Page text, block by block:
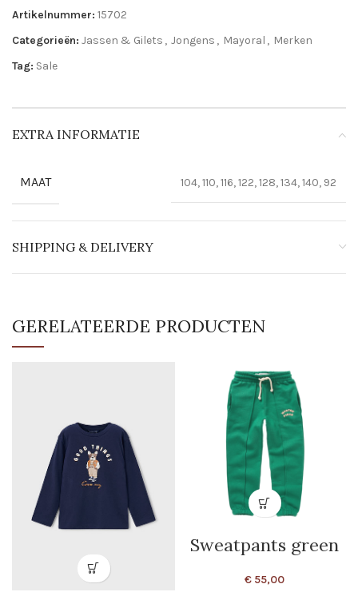
Artikelnummer: 15702
Categorieën: Jassen & Gilets , Jongens , Mayoral , Merken
Tag: Sale
EXTRA INFORMATIE
MAAT 104, 110, 116, 122, 128, 134, 140, 92
SHIPPING & DELIVERY
GERELATEERDE PRODUCTEN
Sweatpants green
€ 55,00